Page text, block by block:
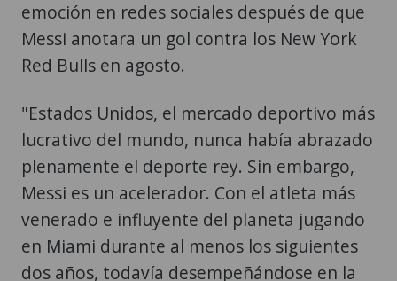
emoción en redes sociales después de que
Messi anotara un gol contra los New York
Red Bulls en agosto.
"Estados Unidos, el mercado deportivo más
lucrativo del mundo, nunca había abrazado
plenamente el deporte rey. Sin embargo,
Messi es un acelerador. Con el atleta más
venerado e influyente del planeta jugando
en Miami durante al menos los siguientes
dos años, todavía desempeñándose en la